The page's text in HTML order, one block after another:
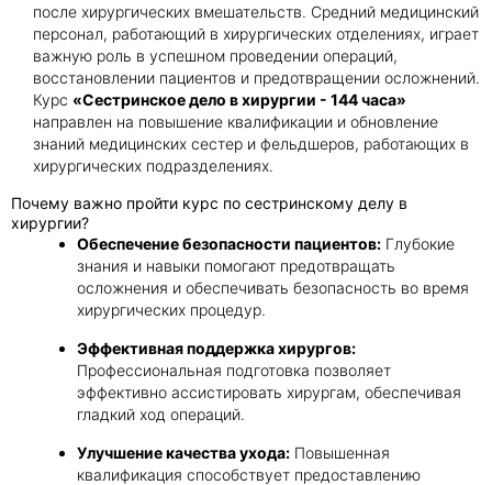
после хирургических вмешательств. Средний медицинский
персонал, работающий в хирургических отделениях, играет
важную роль в успешном проведении операций,
восстановлении пациентов и предотвращении осложнений.
Курс «Сестринское дело в хирургии - 144 часа»
направлен на повышение квалификации и обновление
знаний медицинских сестер и фельдшеров, работающих в
хирургических подразделениях.
Почему важно пройти курс по сестринскому делу в
хирургии?
Обеспечение безопасности пациентов: Глубокие
знания и навыки помогают предотвращать
осложнения и обеспечивать безопасность во время
хирургических процедур.
Эффективная поддержка хирургов:
Профессиональная подготовка позволяет
эффективно ассистировать хирургам, обеспечивая
гладкий ход операций.
Улучшение качества ухода: Повышенная
квалификация способствует предоставлению